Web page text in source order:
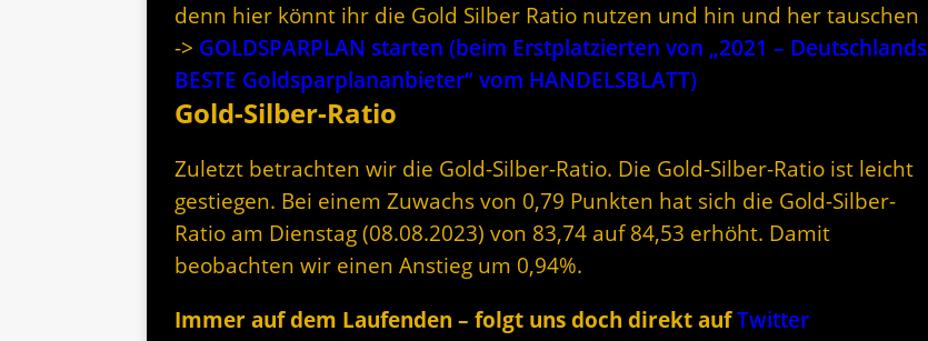
denn hier könnt ihr die Gold Silber Ratio nutzen und hin und her tauschen
-> GOLDSPARPLAN starten (beim Erstplatzierten von „2021 – Deutschlands
BESTE Goldsparplananbieter“ vom HANDELSBLATT)
Gold-Silber-Ratio
Zuletzt betrachten wir die Gold-Silber-Ratio. Die Gold-Silber-Ratio ist leicht
gestiegen. Bei einem Zuwachs von 0,79 Punkten hat sich die Gold-Silber-
Ratio am Dienstag (08.08.2023) von 83,74 auf 84,53 erhöht. Damit
beobachten wir einen Anstieg um 0,94%.
Immer auf dem Laufenden – folgt uns doch direkt aufTwitter